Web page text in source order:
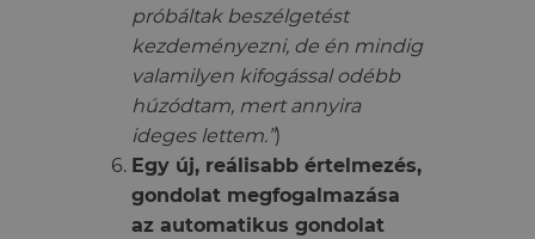
próbáltak beszélgetést
kezdeményezni, de én mindig
valamilyen kifogással odébb
húzódtam, mert annyira
ideges lettem.”)
Egy új, reálisabb értelmezés,
gondolat megfogalmazása
az automatikus gondolat